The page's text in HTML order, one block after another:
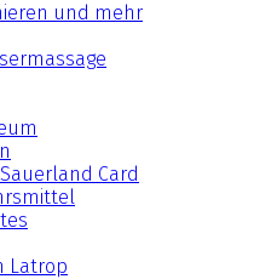
und mehr
Card
Latrop